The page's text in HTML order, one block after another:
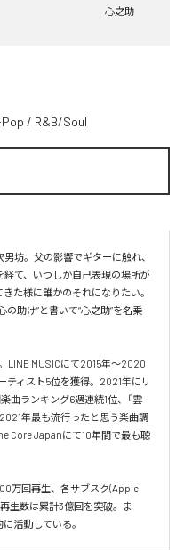
心之助
/ R&B/Soul
坊。父の影響でギターに触れ、
て、いつしか自己表現の場所が
た様に誰かのそれになりたい。
助け”と書いて“心之助”を名乗
ティスト5位を獲得。2021年にリ
曲ランキング6週連続1位、「雲
年最も流行ったと思う楽曲調
Core Japanにて10年間で最も聴
生数は累計3億回を突破。ま
活動している。